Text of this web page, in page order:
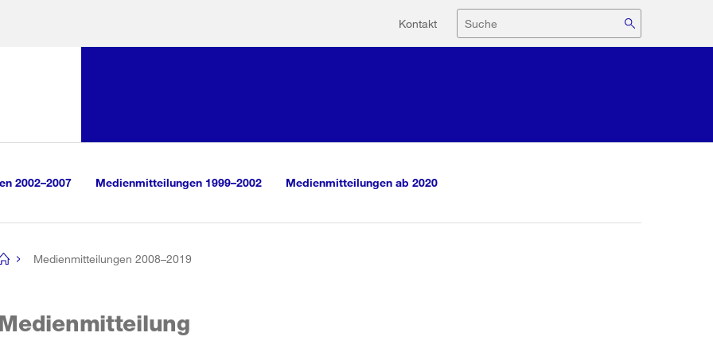
Hilfsnavigation
Kontakt Suche
2002–2007 Medienmitteilungen 1999–2002 Medienmitteilungen ab 2020
Medienmitteilungen 2008–2019